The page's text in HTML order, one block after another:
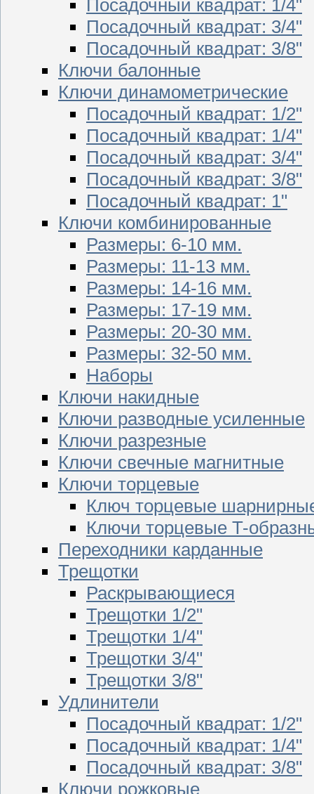
Посадочный квадрат: 1/4"
Посадочный квадрат: 3/4"
Посадочный квадрат: 3/8"
Ключи балонные
Ключи динамометрические
Посадочный квадрат: 1/2"
Посадочный квадрат: 1/4"
Посадочный квадрат: 3/4"
Посадочный квадрат: 3/8"
Посадочный квадрат: 1"
Ключи комбинированные
Размеры: 6-10 мм.
Размеры: 11-13 мм.
Размеры: 14-16 мм.
Размеры: 17-19 мм.
Размеры: 20-30 мм.
Размеры: 32-50 мм.
Наборы
Ключи накидные
Ключи разводные усиленные
Ключи разрезные
Ключи свечные магнитные
Ключи торцевые
Ключ торцевые
Ключи торцевые T-
Переходники карданные
Трещотки
Раскрывающиеся
Трещотки 1/2"
Трещотки 1/4"
Трещотки 3/4"
Трещотки 3/8"
Удлинители
Посадочный квадрат: 1/2"
Посадочный квадрат: 1/4"
Посадочный квадрат: 3/8"
Ключи рожковые